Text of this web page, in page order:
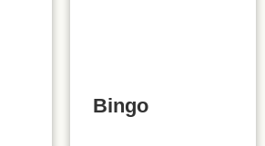
Bingo